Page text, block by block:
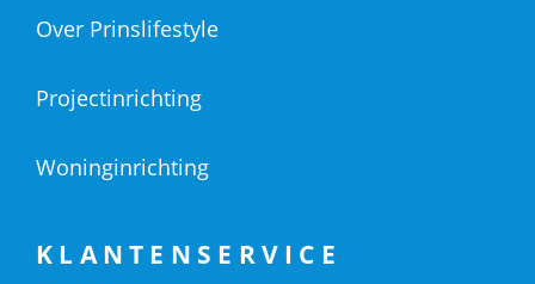
Over Prinslifestyle
Projectinrichting
Woninginrichting
KLANTENSERVICE